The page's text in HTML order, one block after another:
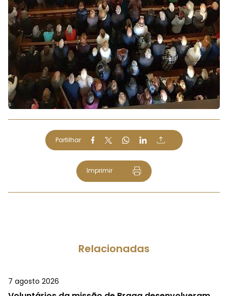
Partilhar
Imprimir
Relacionadas
7 agosto 2026